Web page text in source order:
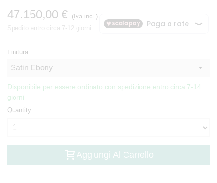
47.150,00 € (Iva incl.)
Spedito entro circa 7-12 giorni
Finitura
Disponibile per essere ordinato con spedizione entro circa 7-14
giorni
Quantity
Aggiungi Al Carrello